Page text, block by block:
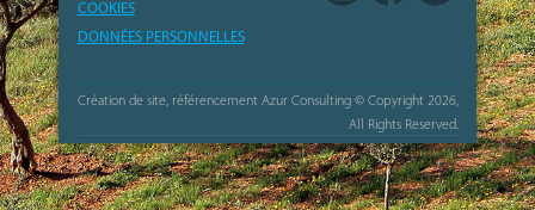
COOKIES
DONNÉES PERSONNELLES
Création de site, référencement Azur Consulting © Copyright 2026,
All Rights Reserved.